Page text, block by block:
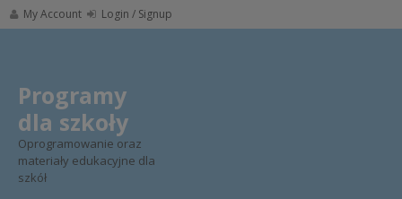
Skip
to
My Account Login / Signup
Programy
dla szkoły
Oprogramowanie oraz
materiały edukacyjne dla
szkół